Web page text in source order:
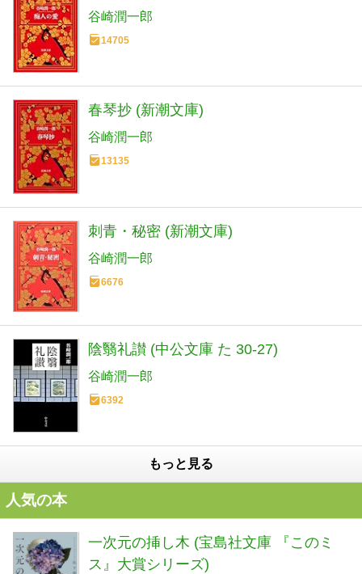
谷崎潤一郎
14705
春琴抄 (新潮文庫)
谷崎潤一郎
13135
刺青・秘密 (新潮文庫)
谷崎潤一郎
6676
陰翳礼讃 (中公文庫 た 30-27)
谷崎潤一郎
6392
もっと見る
人気の本
一次元の挿し木 (宝島社文庫 『このミ
ス』大賞シリーズ)